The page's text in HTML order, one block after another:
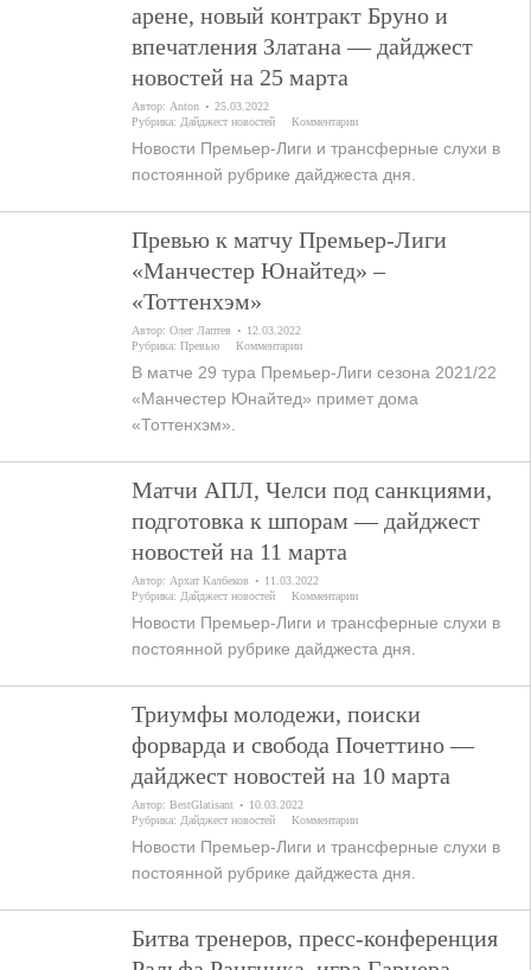
арене, новый контракт Бруно и
впечатления Златана — дайджест
новостей на 25 марта
Автор: Anton
25.03.2022
Рубрика: Дайджест новостей Комментарии
Новости Премьер-Лиги и трансферные слухи в
постоянной рубрике дайджеста дня.
Превью к матчу Премьер-Лиги
«Манчестер Юнайтед» –
«Тоттенхэм»
Автор:Олег Лаптев
12.03.2022
Рубрика:Превью Комментарии
В матче 29 тура Премьер-Лиги сезона 2021/22
«Манчестер Юнайтед» примет дома
«Тоттенхэм».
Матчи АПЛ, Челси под санкциями,
подготовка к шпорам — дайджест
новостей на 11 марта
Автор: Архат Калбеков
11.03.2022
Рубрика: Дайджест новостей Комментарии
Новости Премьер-Лиги и трансферные слухи в
постоянной рубрике дайджеста дня.
Триумфы молодежи, поиски
форварда и свобода Почеттино —
дайджест новостей на 10 марта
Автор:BestGlatisant
10.03.2022
Рубрика: Дайджест новостей Комментарии
Новости Премьер-Лиги и трансферные слухи в
постоянной рубрике дайджеста дня.
Битва тренеров, пресс-конференция